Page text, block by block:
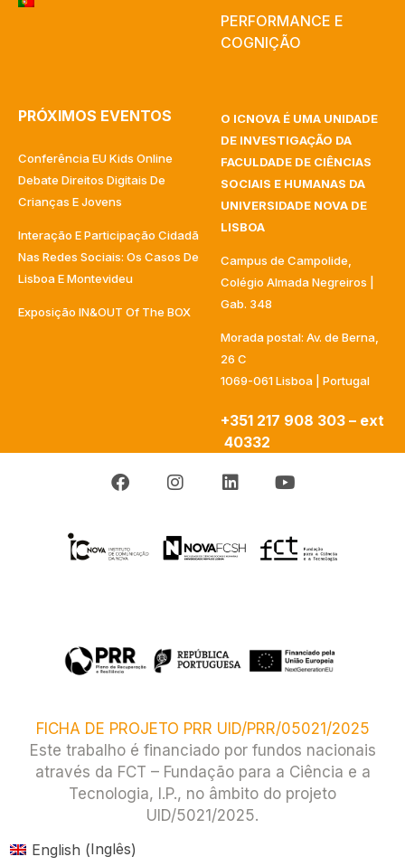
PERFORMANCE E
COGNIÇÃO
PRÓXIMOS EVENTOS
Conferência EU Kids Online
Debate Direitos Digitais De
Crianças E Jovens
Interação E Participação Cidadã
Nas Redes Sociais: Os Casos De
Lisboa E Montevideu
Exposição IN&OUT Of The BOX
O ICNOVA É UMA UNIDADE
DE INVESTIGAÇÃO DA
FACULDADE DE CIÊNCIAS
SOCIAIS E HUMANAS DA
UNIVERSIDADE NOVA DE
LISBOA
Campus de Campolide,
Colégio Almada Negreiros |
Gab. 348
Morada postal: Av. de Berna,
26 C
1069-061 Lisboa | Portugal
+351 217 908 303 – ext
40332
FICHA DE PROJETO PRR UID/PRR/05021/2025
Este trabalho é financiado por fundos nacionais
através da FCT – Fundação para a Ciência e a
Tecnologia, I.P., no âmbito do projeto
UID/5021/2025.​
English (Inglês)